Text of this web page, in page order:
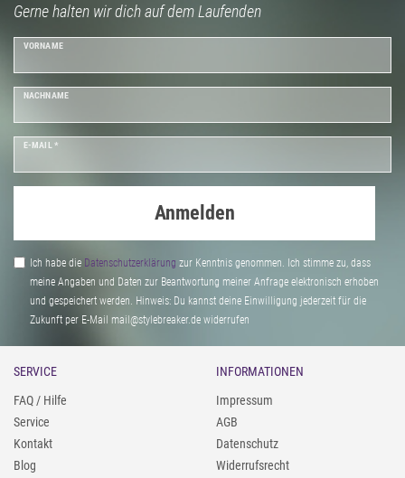
Gerne halten wir dich auf dem Laufenden
VORNAME
NACHNAME
E-MAIL *
Anmelden
Ich habe die Daten­schutz­erklärung zur Kenntnis genommen. Ich stimme zu, dass
meine Angaben und Daten zur Beantwortung meiner Anfrage elektronisch erhoben
und gespeichert werden. Hinweis: Du kannst deine Einwilligung jederzeit für die
Zukunft per E-Mail mail@stylebreaker.de widerrufen
SERVICE
FAQ / Hilfe
Service
Kontakt
Blog
INFORMATIONEN
Impressum
AGB
Datenschutz
Widerrufsrecht